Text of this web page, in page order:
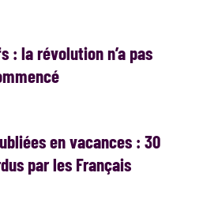
: la révolution n’a pas
en vacances : 30
par les Français